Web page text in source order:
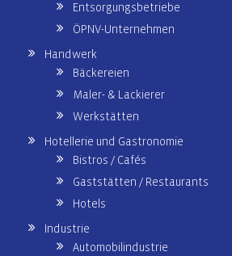
Entsorgungsbetriebe
ÖPNV-Unternehmen
Handwerk
Bäckereien
Maler- & Lackierer
Werkstätten
Hotellerie und Gastronomie
Bistros / Cafés
Gaststätten / Restaurants
Hotels
Industrie
Automobilindustrie